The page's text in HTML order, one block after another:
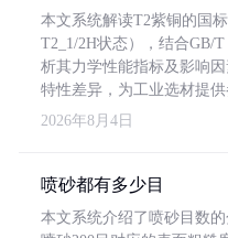
本文系统解读T2紫铜的国
T2_1/2H状态），结合GB/
析其力学性能指标及影响
特性差异，为工业选材提供
2026年8月4日
喷砂都有多少目
本文系统介绍了喷砂目数